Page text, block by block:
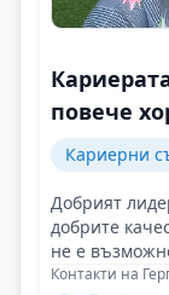
повече
Кариерни
Добрият
добрите
не е
Контакти на